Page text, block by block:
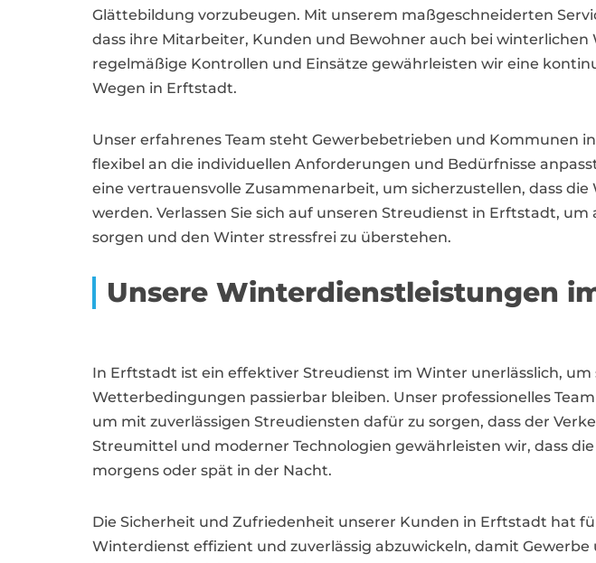
Glättebildung vorzubeugen. Mit unserem maßgeschneiderten
dass ihre Mitarbeiter, Kunden und Bewohner auch bei
regelmäßige Kontrollen und Einsätze gewährleisten wir eine
Wegen in Erftstadt.
Unser erfahrenes Team steht Gewerbebetrieben und Kommunen
flexibel an die individuellen Anforderungen und Bedürfnisse
eine vertrauensvolle Zusammenarbeit, um sicherzustellen, dass
werden. Verlassen Sie sich auf unseren Streudienst in Erftstadt,
sorgen und den Winter stressfrei zu überstehen.
Unsere Winterdienstleistungen
In Erftstadt ist ein effektiver Streudienst im Winter unerlässlich,
Wetterbedingungen passierbar bleiben. Unser professionelles
um mit zuverlässigen Streudiensten dafür zu sorgen, dass der
Streumittel und moderner Technologien gewährleisten wir, dass
morgens oder spät in der Nacht.
Die Sicherheit und Zufriedenheit unserer Kunden in Erftstadt hat
Winterdienst effizient und zuverlässig abzuwickeln, damit